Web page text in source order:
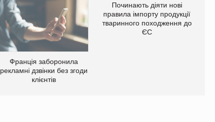
Франція заборонила
рекламні дзвінки без згоди
клієнтів
Починають діяти нові
правила імпорту продукції
тваринного походження до
ЄС